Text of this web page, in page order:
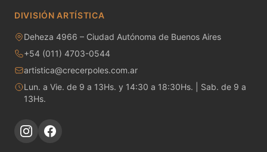
MAYCO STROKE & COAT
Metales preciosos y luestres
Moldes de yeso
DIVISIÓN ARTÍSTICA
Deheza 4966 – Ciudad Autónoma de Buenos Aires
+54 (011) 4703-0544
artistica@crecerpoles.com.ar
Lun. a Vie. de 9 a 13Hs. y 14:30 a 18:30Hs. | Sab. de 9 a
13Hs.